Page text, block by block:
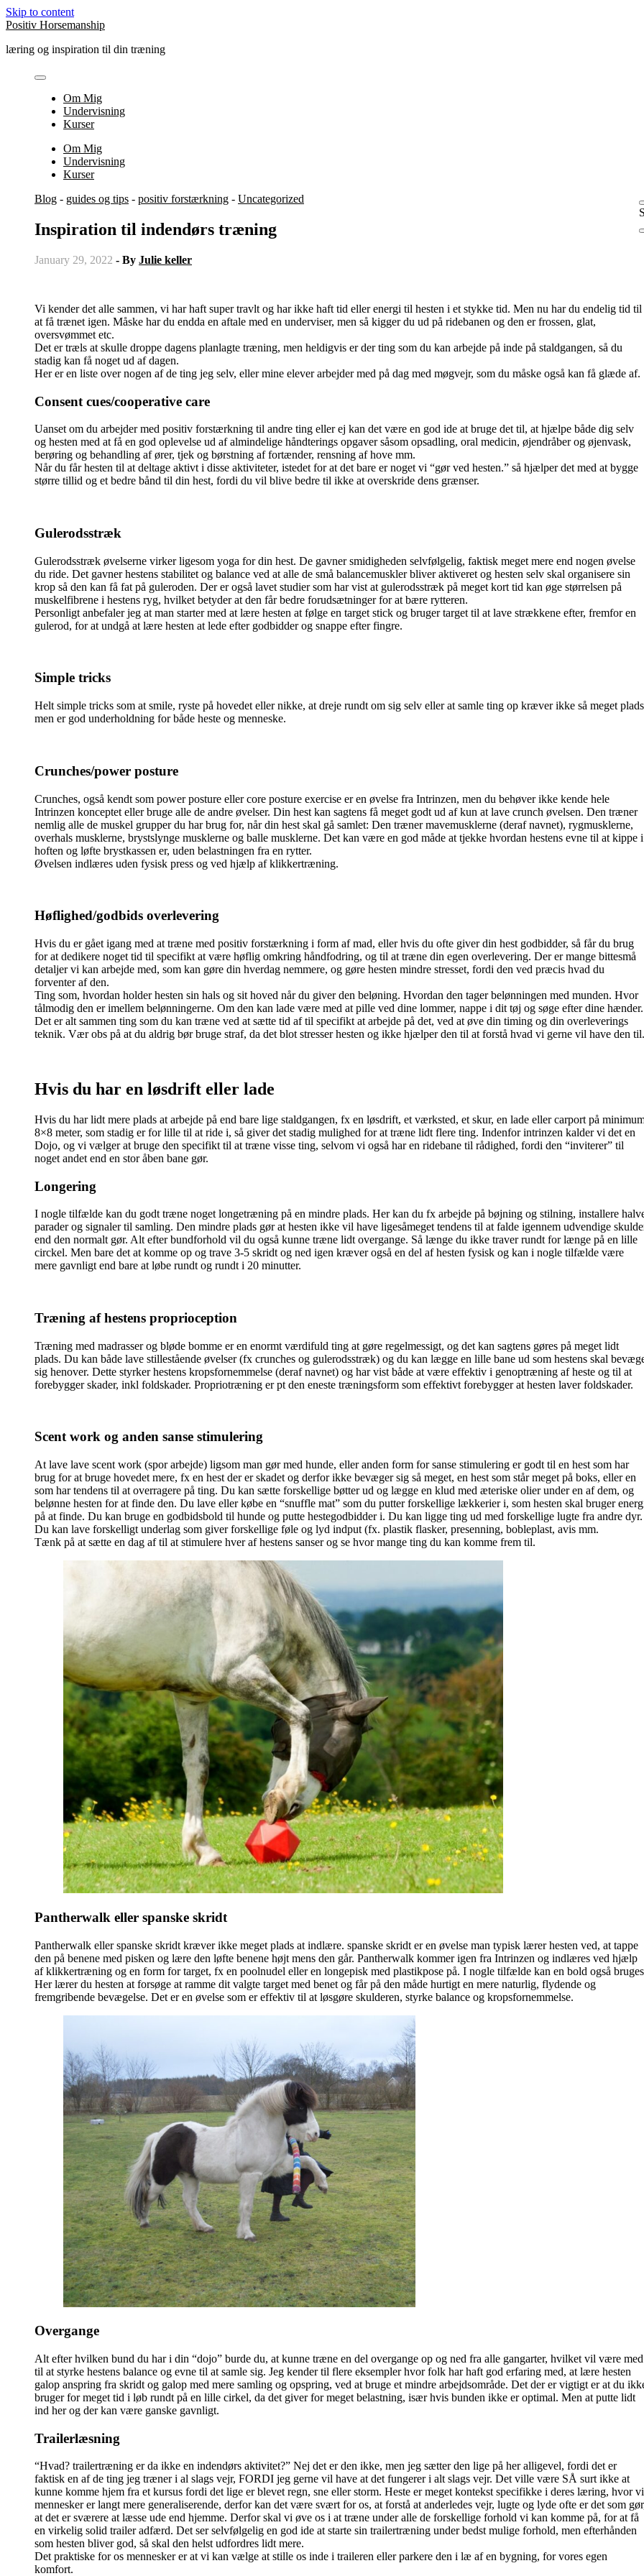
Skip to content
Positiv Horsemanship
læring og inspiration til din træning
Om Mig
Undervisning
Kurser
Om Mig
Undervisning
Kurser
Blog - guides og tips - positiv forstærkning - Uncategorized
Inspiration til indendørs træning
January 29, 2022 - By Julie keller
Vi kender det alle sammen, vi har haft super travlt og har ikke haft tid eller energi til hesten i et stykke tid. Men nu har du endelig tid til
at få trænet igen. Måske har du endda en aftale med en underviser, men så kigger du ud på ridebanen og den er frossen, glat,
oversvømmet etc.
Det er træls at skulle droppe dagens planlagte træning, men heldigvis er der ting som du kan arbejde på inde på staldgangen, så du
stadig kan få noget ud af dagen.
Her er en liste over nogen af de ting jeg selv, eller mine elever arbejder med på dag med møgvejr, som du måske også kan få glæde af.
Consent cues/cooperative care
Uanset om du arbejder med positiv forstærkning til andre ting eller ej kan det være en god ide at bruge det til, at hjælpe både dig selv
og hesten med at få en god oplevelse ud af almindelige håndterings opgaver såsom opsadling, oral medicin, øjendråber og øjenvask,
berøring og behandling af ører, tjek og børstning af fortænder, rensning af hove mm.
Når du får hesten til at deltage aktivt i disse aktiviteter, istedet for at det bare er noget vi “gør ved hesten.” så hjælper det med at bygge
større tillid og et bedre bånd til din hest, fordi du vil blive bedre til ikke at overskride dens grænser.
Gulerodsstræk
Gulerodsstræk øvelserne virker ligesom yoga for din hest. De gavner smidigheden selvfølgelig, faktisk meget mere end nogen øvelse
du ride. Det gavner hestens stabilitet og balance ved at alle de små balancemuskler bliver aktiveret og hesten selv skal organisere sin
krop så den kan få fat på guleroden. Der er også lavet studier som har vist at gulerodsstræk på meget kort tid kan øge størrelsen på
muskelfibrene i hestens ryg, hvilket betyder at den får bedre forudsætninger for at bære rytteren.
Personligt anbefaler jeg at man starter med at lære hesten at følge en target stick og bruger target til at lave strækkene efter, fremfor en
gulerod, for at undgå at lære hesten at lede efter godbidder og snappe efter fingre.
Simple tricks
Helt simple tricks som at smile, ryste på hovedet eller nikke, at dreje rundt om sig selv eller at samle ting op kræver ikke så meget
men er god underholdning for både heste og menneske.
Crunches/power posture
Crunches, også kendt som power posture eller core posture exercise er en øvelse fra Intrinzen, men du behøver ikke kende hele
Intrinzen konceptet eller bruge alle de andre øvelser. Din hest kan sagtens få meget godt ud af kun at lave crunch øvelsen. Den træner
nemlig alle de muskel grupper du har brug for, når din hest skal gå samlet: Den træner mavemusklerne (deraf navnet), rygmusklerne,
overhals musklerne, brystslynge musklerne og balle musklerne. Det kan være en god måde at tjekke hvordan hestens evne til at kippe i
hoften og løfte brystkassen er, uden belastningen fra en rytter.
Øvelsen indlæres uden fysisk press og ved hjælp af klikkertræning.
Høflighed/godbids overlevering
Hvis du er gået igang med at træne med positiv forstærkning i form af mad, eller hvis du ofte giver din hest godbidder, så får du brug
for at dedikere noget tid til specifikt at være høflig omkring håndfodring, og til at træne din egen overlevering. Der er mange bittesmå
detaljer vi kan arbejde med, som kan gøre din hverdag nemmere, og gøre hesten mindre stresset, fordi den ved præcis hvad du
forventer af den.
Ting som, hvordan holder hesten sin hals og sit hoved når du giver den beløning. Hvordan den tager belønningen med munden. Hvor
tålmodig den er imellem belønningerne. Om den kan lade være med at pille ved dine lommer, nappe i dit tøj og søge efter dine hænder.
Det er alt sammen ting som du kan træne ved at sætte tid af til specifikt at arbejde på det, ved at øve din timing og din overleverings
teknik. Vær obs på at du aldrig bør bruge straf, da det blot stresser hesten og ikke hjælper den til at forstå hvad vi gerne vil have den til.
Hvis du har en løsdrift eller lade
Hvis du har lidt mere plads at arbejde på end bare lige staldgangen, fx en løsdrift, et værksted, et skur, en lade eller carport på
8×8 meter, som stadig er for lille til at ride i, så giver det stadig mulighed for at træne lidt flere ting. Indenfor intrinzen kalder vi det en
Dojo, og vi vælger at bruge den specifikt til at træne visse ting, selvom vi også har en ridebane til rådighed, fordi den “inviterer” til
noget andet end en stor åben bane gør.
Longering
I nogle tilfælde kan du godt træne noget longetræning på en mindre plads. Her kan du fx arbejde på bøjning og stilning, installere
parader og signaler til samling. Den mindre plads gør at hesten ikke vil have ligesåmeget tendens til at falde igennem udvendige
end den normalt gør. Alt efter bundforhold vil du også kunne træne lidt overgange. Så længe du ikke traver rundt for længe på en lille
circkel. Men bare det at komme op og trave 3-5 skridt og ned igen kræver også en del af hesten fysisk og kan i nogle tilfælde være
mere gavnligt end bare at løbe rundt og rundt i 20 minutter.
Træning af hestens proprioception
Træning med madrasser og bløde bomme er en enormt værdifuld ting at gøre regelmessigt, og det kan sagtens gøres på meget lidt
plads. Du kan både lave stillestående øvelser (fx crunches og gulerodsstræk) og du kan lægge en lille bane ud som hestens skal
sig henover. Dette styrker hestens kropsfornemmelse (deraf navnet) og har vist både at være effektiv i genoptræning af heste og til at
forebygger skader, inkl foldskader. Propriotræning er pt den eneste træningsform som effektivt forebygger at hesten laver foldskader.
Scent work og anden sanse stimulering
At lave lave scent work (spor arbejde) ligsom man gør med hunde, eller anden form for sanse stimulering er godt til en hest som har
brug for at bruge hovedet mere, fx en hest der er skadet og derfor ikke bevæger sig så meget, en hest som står meget på boks, eller en
som har tendens til at overragere på ting. Du kan sætte forskellige bøtter ud og lægge en klud med æteriske olier under en af dem, og
belønne hesten for at finde den. Du lave eller købe en “snuffle mat” som du putter forskellige lækkerier i, som hesten skal bruger
på at finde. Du kan bruge en godbidsbold til hunde og putte hestegodbidder i. Du kan ligge ting ud med forskellige lugte fra andre dyr.
Du kan lave forskelligt underlag som giver forskellige føle og lyd indput (fx. plastik flasker, presenning, bobleplast, avis mm.
Tænk på at sætte en dag af til at stimulere hver af hestens sanser og se hvor mange ting du kan komme frem til.
Pantherwalk eller spanske skridt
Pantherwalk eller spanske skridt kræver ikke meget plads at indlære. spanske skridt er en øvelse man typisk lærer hesten ved, at tappe
den på benene med pisken og lære den løfte benene højt mens den går. Pantherwalk kommer igen fra Intrinzen og indlæres ved hjælp
af klikkertræning og en form for target, fx en poolnudel eller en longepisk med plastikpose på. I nogle tilfælde kan en bold også
Her lærer du hesten at forsøge at ramme dit valgte target med benet og får på den måde hurtigt en mere naturlig, flydende og
fremgribende bevægelse. Det er en øvelse som er effektiv til at løsgøre skulderen, styrke balance og kropsfornemmelse.
Overgange
Alt efter hvilken bund du har i din “dojo” burde du, at kunne træne en del overgange op og ned fra alle gangarter, hvilket vil være med
til at styrke hestens balance og evne til at samle sig. Jeg kender til flere eksempler hvor folk har haft god erfaring med, at lære hesten
galop anspring fra skridt og galop med mere samling og opspring, ved at bruge et mindre arbejdsområde. Det der er vigtigt er at du
bruger for meget tid i løb rundt på en lille cirkel, da det giver for meget belastning, især hvis bunden ikke er optimal. Men at putte lidt
ind her og der kan være ganske gavnligt.
Trailerlæsning
“Hvad? trailertræning er da ikke en indendørs aktivitet?” Nej det er den ikke, men jeg sætter den lige på her alligevel, fordi det er
faktisk en af de ting jeg træner i al slags vejr, FORDI jeg gerne vil have at det fungerer i alt slags vejr. Det ville være SÅ surt ikke at
kunne komme hjem fra et kursus fordi det lige er blevet regn, sne eller storm. Heste er meget kontekst specifikke i deres læring, hvor vi
mennesker er langt mere generaliserende, derfor kan det være svært for os, at forstå at anderledes vejr, lugte og lyde ofte er det som
at det er sværere at læsse ude end hjemme. Derfor skal vi øve os i at træne under alle de forskellige forhold vi kan komme på, for at få
en virkelig solid trailer adfærd. Det ser selvfølgelig en god ide at starte sin trailertræning under bedst mulige forhold, men efterhånden
som hesten bliver god, så skal den helst udfordres lidt mere.
Det praktiske for os mennesker er at vi kan vælge at stille os inde i traileren eller parkere den i læ af en bygning, for vores egen
komfort.